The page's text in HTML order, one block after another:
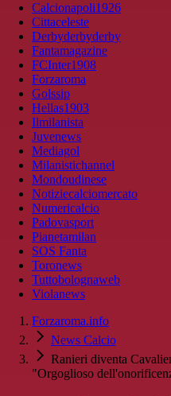
Calcionapoli1926
Cittaceleste
Derbyderbyderby
Fantamagazine
FCInter1908
Forzaroma
Golssip
Hellas1903
Ilmilanista
Juvenews
Mediagol
Milanistichannel
Mondoudinese
Notiziecalciomercato
Numericalcio
Padovasport
Pianetamilan
SOS Fanta
Toronews
Tuttobolognaweb
Violanews
Forzaroma.info
News Calcio
Ranieri diventa
"Orgoglioso